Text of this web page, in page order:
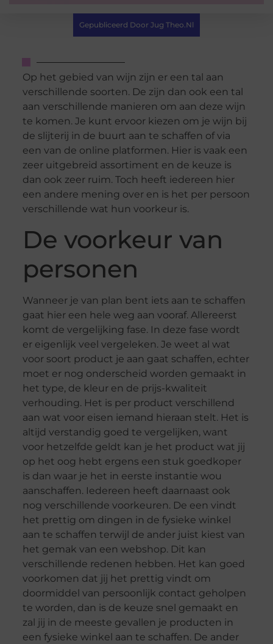
Gepubliceerd Door Jug Theo.nl
Op het gebied van wijn zijn er een tal aan
verschillende soorten. De zijn dan ook een tal
aan verschillende manieren om aan deze wijn
te komen. Je kunt ervoor kiezen om je wijn bij
de slijterij in de buurt aan te schaffen of via
een van de online platformen. Hier is vaak een
zeer uitgebreid assortiment en de keuze is
dan ook zeer ruim. Toch heeft iedereen hier
een andere mening over en is het per persoon
verschillende wat hun voorkeur is.
De voorkeur van
personen
Wanneer je van plan bent iets aan te schaffen
gaat hier een hele weg aan vooraf. Allereerst
komt de vergelijking fase. In deze fase wordt
er eigenlijk veel vergeleken. Je weet al wat
voor soort product je aan gaat schaffen, echter
moet er nog onderscheid worden gemaakt in
het type, de kleur en de prijs-kwaliteit
verhouding. Het is per product verschillend
aan wat voor eisen iemand hieraan stelt. Het is
altijd verstandig goed te vergelijken, want
voor hetzelfde geldt kan je het product wat jij
op het oog hebt ergens een stuk goedkoper
is dan waar je het in eerste instantie wou
aanschaffen. Iedereen heeft daarnaast ook
nog verschillende voorkeuren. De een vindt
het prettig om dingen in de fysieke winkel
aan te schaffen terwijl de ander juist kiest van
het gemak van een webshop. Dit kan
verschillende redenen hebben. Het kan goed
voorkomen dat jij het prettig vindt om
doormiddel van persoonlijk contact geholpen
te worden, dan is de keuze snel gemaakt en
zal jij in de meeste gevallen je producten in
een fysieke winkel aan te schaffen. De ander